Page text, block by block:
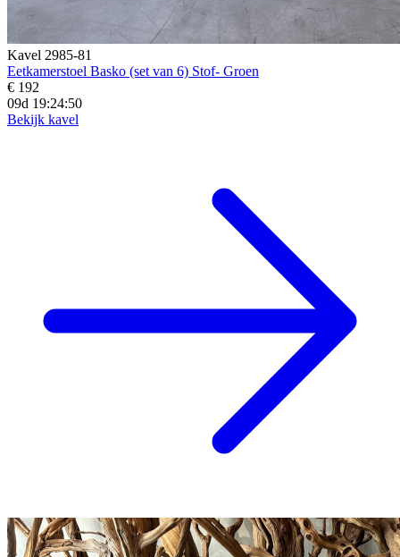
Kavel 2985-81
Eetkamerstoel Basko (set van 6) Stof- Groen
€ 192
09d 19:24:48
Bekijk kavel